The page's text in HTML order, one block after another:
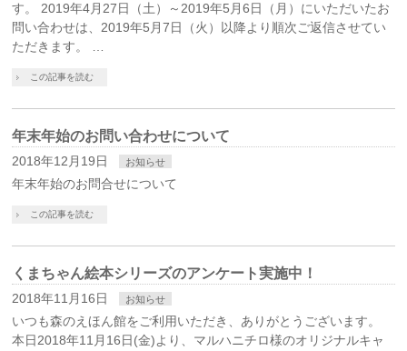
す。 2019年4月27日（土）～2019年5月6日（月）にいただいたお
問い合わせは、2019年5月7日（火）以降より順次ご返信させてい
ただきます。 …
この記事を読む
年末年始のお問い合わせについて
2018年12月19日 お知らせ
年末年始のお問合せについて
この記事を読む
くまちゃん絵本シリーズのアンケート実施中！
2018年11月16日 お知らせ
いつも森のえほん館をご利用いただき、ありがとうございます。
本日2018年11月16日(金)より、マルハニチロ様のオリジナルキャ